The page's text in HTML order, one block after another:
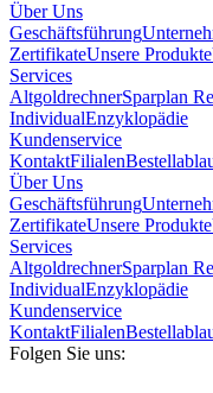
Über Uns
Geschäftsführung
ZertifikateUnsere Produkte
Services
AltgoldrechnerSparplan
IndividualEnzyklopädie
Kundenservice
KontaktFilialen
Über Uns
Geschäftsführung
ZertifikateUnsere Produkte
Services
AltgoldrechnerSparplan
IndividualEnzyklopädie
Kundenservice
KontaktFilialen
Folgen Sie uns: